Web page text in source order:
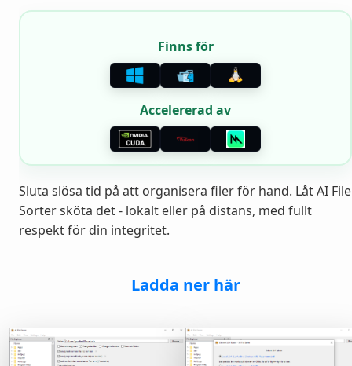
Finns för
Accelererad av
Sluta slösa tid på att organisera filer för hand. Låt AI File
Sorter sköta det - lokalt eller på distans, med fullt
respekt för din integritet.
Ladda ner här